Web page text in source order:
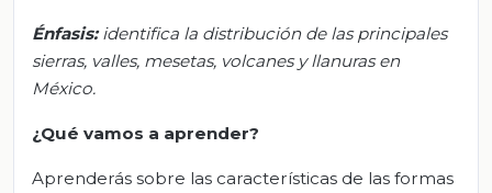
Énfasis: identifica la distribución de las principales
sierras, valles, mesetas, volcanes y llanuras en
México.
¿Qué vamos a aprender?
Aprenderás sobre las características de las formas